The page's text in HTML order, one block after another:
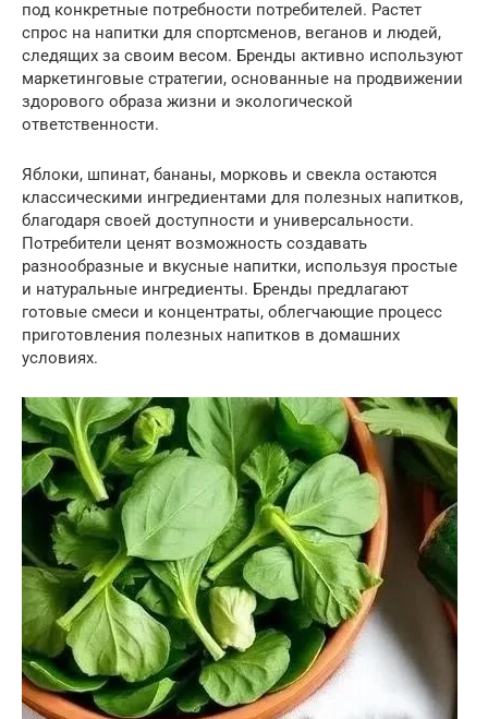
под конкретные потребности потребителей. Растет
спрос на напитки для спортсменов, веганов и людей,
следящих за своим весом. Бренды активно используют
маркетинговые стратегии, основанные на продвижении
здорового образа жизни и экологической
ответственности.
Яблоки, шпинат, бананы, морковь и свекла остаются
классическими ингредиентами для полезных напитков,
благодаря своей доступности и универсальности.
Потребители ценят возможность создавать
разнообразные и вкусные напитки, используя простые
и натуральные ингредиенты. Бренды предлагают
готовые смеси и концентраты, облегчающие процесс
приготовления полезных напитков в домашних
условиях.